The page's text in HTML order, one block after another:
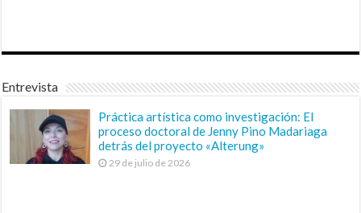
Entrevista
Práctica artística como investigación: El
proceso doctoral de Jenny Pino Madariaga
detrás del proyecto «Alterung»
29 de julio de 2026